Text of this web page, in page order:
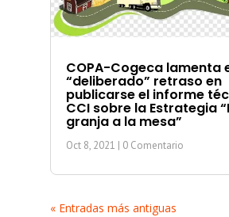
COPA-Cogeca lamenta
“deliberado” retraso en
publicarse el informe
CCI sobre la Estrategia
granja a la mesa”
Oct 8, 2021 | 0 Comentario
« Entradas más antiguas